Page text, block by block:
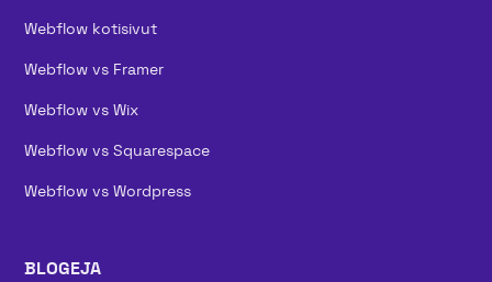
Webflow kotisivut
Webflow vs Framer
Webflow vs Wix
Webflow vs Squarespace
Webflow vs Wordpress
BLOGEJA